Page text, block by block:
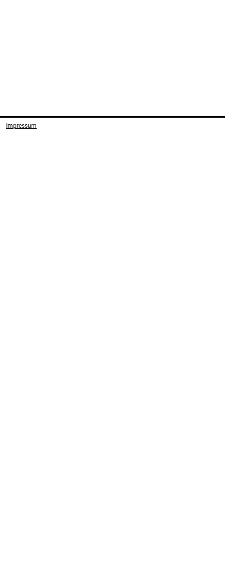
Impressum